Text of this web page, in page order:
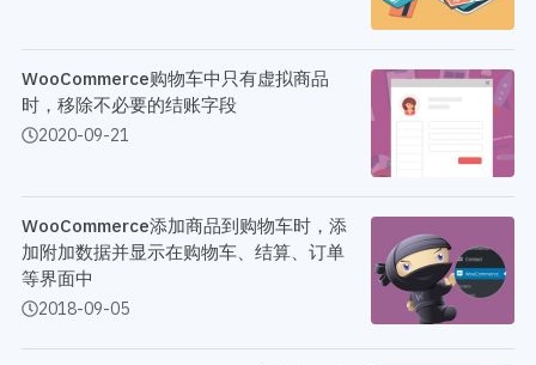
登录
WooCommerce购物车中只有虚拟商品
时，移除不必要的结账字段
2020-09-21
WooCommerce添加商品到购物车时，添
加附加数据并显示在购物车、结算、订单
等界面中
2018-09-05